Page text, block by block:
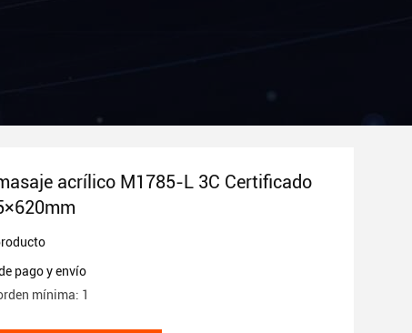
acrílico M1785-L 3C Certificado
pago y envío
mínima: 1